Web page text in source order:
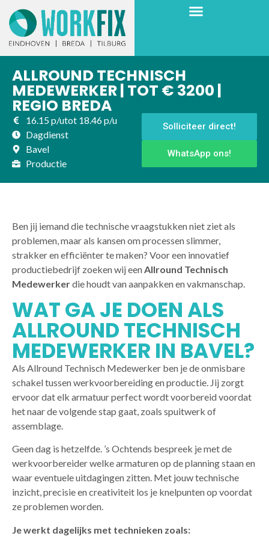
ALLROUND TECHNISCH
MEDEWERKER | TOT € 3200 |
REGIO BREDA
16.15 p/utot 18.46 p/u
Dagdienst
Bavel
Productie
Solliciteer direct!
WhatsApp ons!
Ben jij iemand die technische vraagstukken niet ziet als
problemen, maar als kansen om processen slimmer,
strakker en efficiënter te maken? Voor een innovatief
productiebedrijf zoeken wij een Allround Technisch
Medewerkerdie houdt van aanpakken en vakmanschap.
WAT GA JE DOEN ALS
ALLROUND TECHNISCH
MEDEWERKER IN BAVEL?
Als Allround Technisch Medewerker ben je de onmisbare
schakel tussen werkvoorbereiding en productie. Jij zorgt
ervoor dat elk armatuur perfect wordt voorbereid voordat
het naar de volgende stap gaat, zoals spuitwerk of
assemblage.
Geen dag is hetzelfde. ’s Ochtends bespreek je met de
werkvoorbereider welke armaturen op de planning staan en
waar eventuele uitdagingen zitten. Met jouw technische
inzicht, precisie en creativiteit los je knelpunten op voordat
ze problemen worden.
Je werkt dagelijks met technieken zoals: